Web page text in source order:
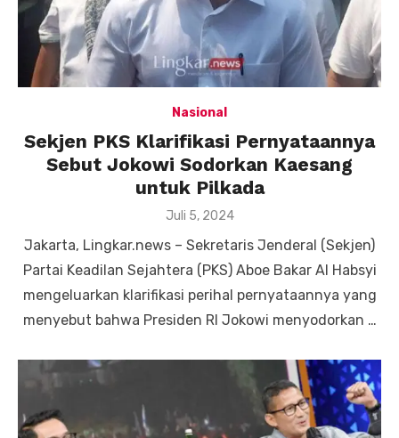
Nasional
Sekjen PKS Klarifikasi Pernyataannya
Sebut Jokowi Sodorkan Kaesang
untuk Pilkada
Posted
Juli 5, 2024
Jakarta, Lingkar.news – Sekretaris Jenderal (Sekjen)
Partai Keadilan Sejahtera (PKS) Aboe Bakar Al Habsyi
mengeluarkan klarifikasi perihal pernyataannya yang
menyebut bahwa Presiden RI Jokowi menyodorkan …